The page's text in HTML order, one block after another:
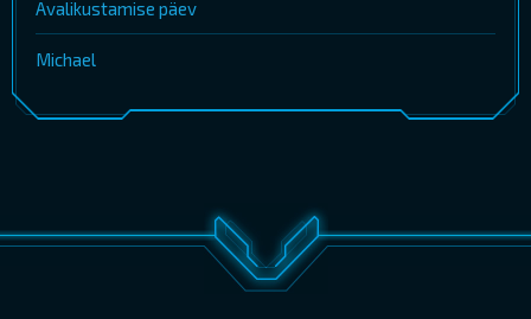
Avalikustamise päev
Michael